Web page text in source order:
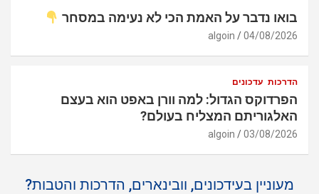
בואו נדבר על האמת הכי לא נעימה במסחר
04/08/2026
algoin
הדרכות עדכונים
הפרדוקס הגדול: למה וורן באפט הוא בעצם
האלגוריתם המצליח בעולם?
03/08/2026
algoin
מעוניין בעידכונים, וובינארים, הדרכות והטבות?